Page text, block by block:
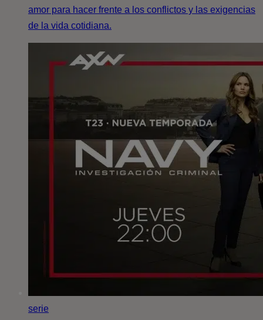
amor para hacer frente a los conflictos y las exigencias
de la vida cotidiana.
serie